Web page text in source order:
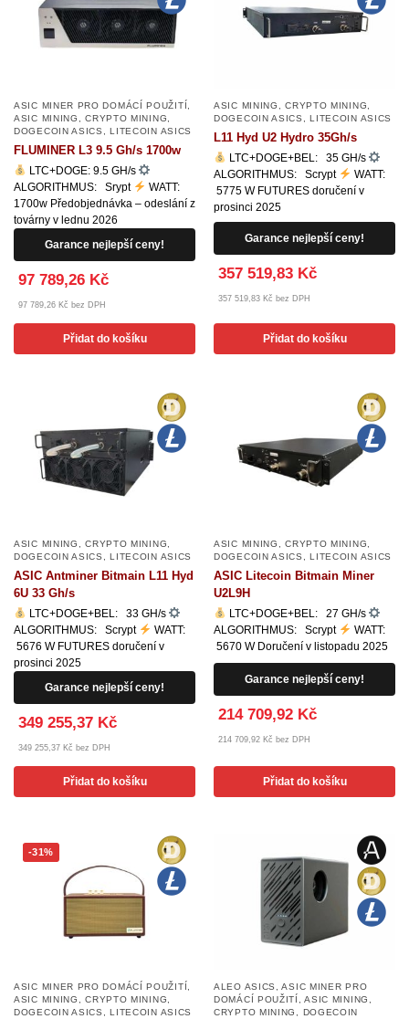
ASIC MINER PRO DOMÁCÍ POUŽITÍ
ASIC MINING
,CRYPTO MINING
DOGECOIN ASICS
,LITECOIN ASICS
FLUMINER L3 9.5 Gh/s 1700w
LTC+DOGE: 9.5 GH/s
ALGORITHMUS: Srypt
WATT:
1700w Předobjednávka – odeslání z
továrny v lednu 2026
Garance nejlepší ceny!
97 789,26 Kč
97 789,26 Kč bez DPH
Přidat do košíku
ASIC MINING ,CRYPTO MINING
DOGECOIN ASICS
,LITECOIN ASICS
L11 Hyd U2 Hydro 35Gh/s
LTC+DOGE+BEL: 35 GH/s
ALGORITHMUS: Scrypt
WATT:
5775 W FUTURES doručení v
prosinci 2025
Garance nejlepší ceny!
357 519,83 Kč
357 519,83 Kč bez DPH
Přidat do košíku
ASIC MINING ,CRYPTO MINING
DOGECOIN ASICS
,LITECOIN ASICS
ASIC Antminer Bitmain L11 Hyd
6U 33 Gh/s
LTC+DOGE+BEL: 33 GH/s
ALGORITHMUS: Scrypt
WATT:
5676 W FUTURES doručení v
prosinci 2025
Garance nejlepší ceny!
349 255,37 Kč
349 255,37 Kč bez DPH
Přidat do košíku
ASIC MINING ,CRYPTO MINING
DOGECOIN ASICS
,LITECOIN ASICS
ASIC Litecoin Bitmain Miner
U2L9H
LTC+DOGE+BEL: 27 GH/s
ALGORITHMUS: Scrypt
WATT:
5670 W Doručení v listopadu 2025
Garance nejlepší ceny!
214 709,92 Kč
214 709,92 Kč bez DPH
Přidat do košíku
-31%
ASIC MINER PRO DOMÁCÍ POUŽITÍ ,
ASIC MINING ,CRYPTO MINING,
DOGECOIN ASICS , LITECOIN ASICS
ALEO ASICS ,ASIC MINER PRO
DOMÁCÍ POUŽITÍ ,ASIC MINING ,
CRYPTO MINING ,
DOGECOIN